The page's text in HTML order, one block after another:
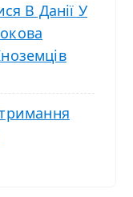
В Данії У